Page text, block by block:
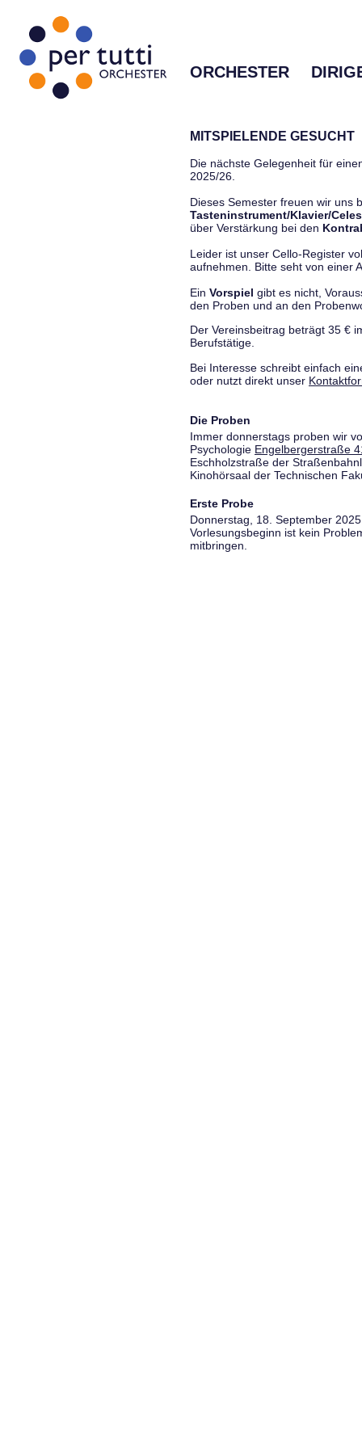
ORCHESTER
MITSPIELENDE GESUCHT
Die nächste Gelegenheit für
2025/26.
Dieses Semester freuen wir uns
Tasteninstrument/Klavier/
über Verstärkung bei den
Leider ist unser Cello-Register
aufnehmen. Bitte seht von einer
Ein Vorspiel gibt es nicht,
den Proben und an den
Der Vereinsbeitrag beträgt 35 €
Berufstätige.
Bei Interesse schreibt einfach
oder nutzt direkt unser
Die Proben
Immer donnerstags proben wir
Psychologie Engelbergerstraße
Eschholzstraße der
Kinohörsaal der Technischen
Erste Probe
Donnerstag, 18. September
Vorlesungsbeginn ist kein
mitbringen.